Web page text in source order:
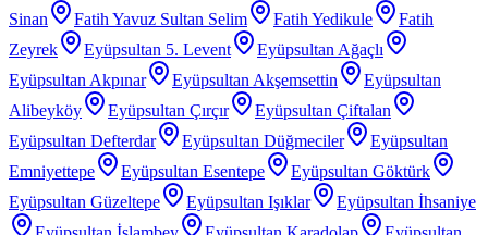
Sinan
Fatih Yavuz Sultan Selim Fatih Yedikule
Fatih
Zeyrek
Eyüpsultan 5. Levent
Eyüpsultan Ağaçlı
Eyüpsultan Akpınar
Eyüpsultan Akşemsettin
Eyüpsultan
Alibeyköy
Eyüpsultan Çırçır
Eyüpsultan Çiftalan
Eyüpsultan Defterdar
Eyüpsultan Düğmeciler
Eyüpsultan
Emniyettepe
Eyüpsultan Esentepe
Eyüpsultan Göktürk
Eyüpsultan Güzeltepe
Eyüpsultan Işıklar
Eyüpsultan İhsaniye